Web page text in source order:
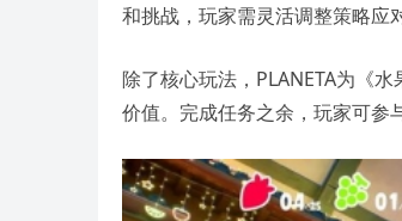
和挑战，玩家需灵活调整策略应
除了核心玩法，PLANETA为《
价值。完成任务之余，玩家可参